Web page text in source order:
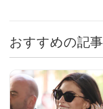
おすすめの記事